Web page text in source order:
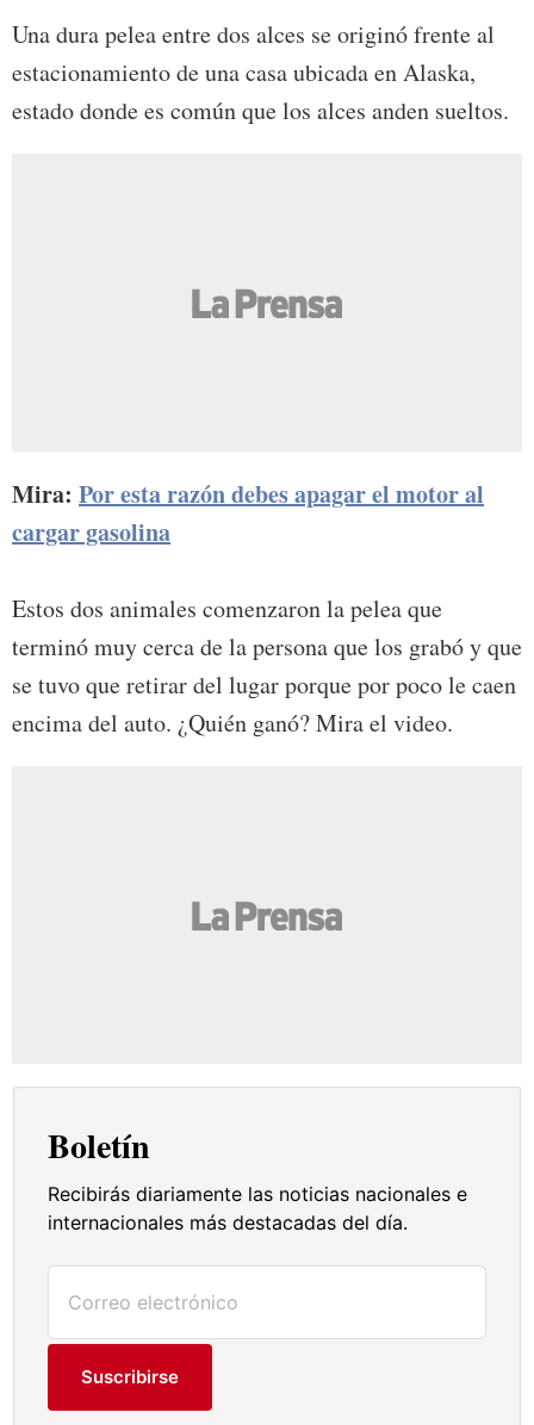
Una dura pelea entre dos alces se originó frente al
estacionamiento de una casa ubicada en Alaska,
estado donde es común que los alces anden sueltos.
Mira: Por esta razón debes apagar el motor al
cargar gasolina
Estos dos animales comenzaron la pelea que
terminó muy cerca de la persona que los grabó y que
se tuvo que retirar del lugar porque por poco le caen
encima del auto. ¿Quién ganó? Mira el video.
Boletín
Recibirás diariamente las noticias nacionales e
internacionales más destacadas del día.
Suscribirse